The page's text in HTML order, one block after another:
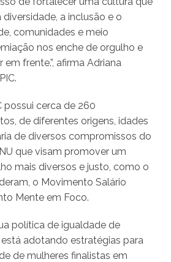
a inclusão e o
comunidades e meio
nos enche de orgulho e
frente.”, afirma Adriana
possui cerca de 260
de diferentes origens, idades
de diversos compromissos do
que visam promover um
mais diversos e justo, como o
o Movimento Salário
Mente em Foco.
política de igualdade de
adotando estratégias para
de mulheres finalistas em